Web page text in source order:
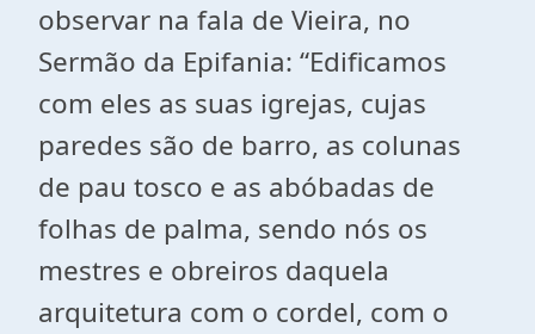
observar na fala de Vieira, no
Sermão da Epifania: “Edificamos
com eles as suas igrejas, cujas
paredes são de barro, as colunas
de pau tosco e as abóbadas de
folhas de palma, sendo nós os
mestres e obreiros daquela
arquitetura com o cordel, com o